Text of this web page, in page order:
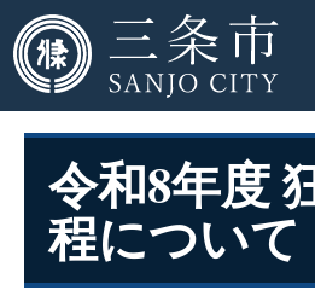
令和8年度
程について